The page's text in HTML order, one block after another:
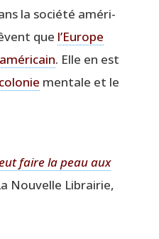
la socié­té amé­ri­
que l’Europe
. Elle en est
colo­nie men­tale et le
faire la peau aux
Nou­velle Librai­rie,